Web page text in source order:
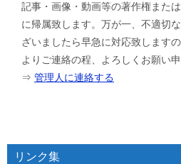
記事・画像・動画等の著作権また
に帰属致します。万が一、不適切
ざいましたら早急に対応致します
よりご連絡の程、よろしくお願い申
⇒ 管理人に連絡する
リンク集